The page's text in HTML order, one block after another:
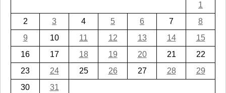
1
2
3 4 5 6 7
8
9
10 11 12 13 14
15
16
17 18 19 20 21
22
23
24 25 26 27 28
29
30
31